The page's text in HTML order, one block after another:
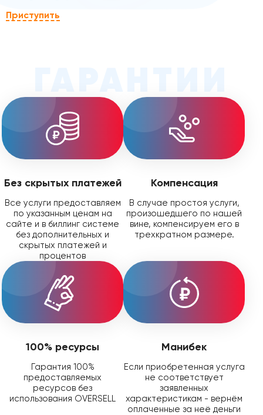
Приступить
Без скрытых платежей
Все услуги предоставляем
по указанным ценам на
сайте и в биллинг системе
без дополнительных и
скрытых платежей и
процентов
Компенсация
В случае простоя услуги,
произошедшего по нашей
вине, компенсируем его в
трехкратном размере.
100% ресурсы
Гарантия 100%
предоставляемых
ресурсов без
использования OVERSELL
Манибек
Если приобретенная услуга
не соответствует
заявленных
характеристикам - вернём
оплаченные за неё деньги